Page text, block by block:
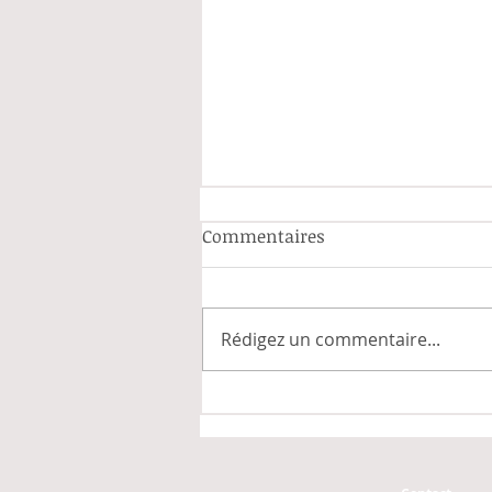
Commentaires
Rédigez un commentaire...